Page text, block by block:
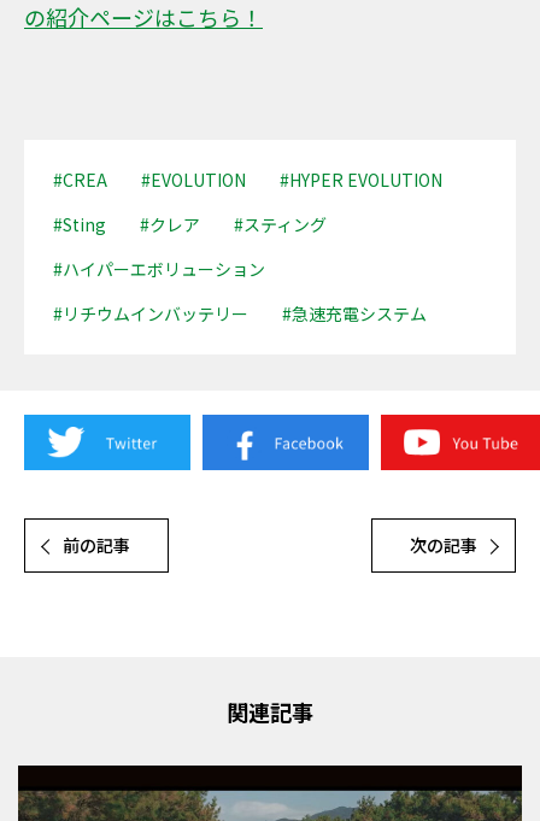
の紹介ページはこちら！
#CREA #EVOLUTION
#HYPER EVOLUTION
#Sting
#クレア
#スティング
#ハイパーエボリューション
#リチウムインバッテリー
#急速充電システム
前の記事 次の記事
関連記事